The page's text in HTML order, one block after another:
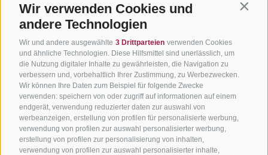
Wir verwenden Cookies und
andere Technologien
Wir und andere ausgewählte 3 Drittparteien verwenden Cookies
und ähnliche Technologien. Diese Hilfsmittel sind unerlässlich, um
die Nutzung digitaler Inhalte zu gewährleisten, die Navigation zu
verbessern und, vorbehaltlich Ihrer Zustimmung, zu Werbezwecken.
Wir können Ihre Daten zum Beispiel für folgende Zwecke
verwenden: speichern von oder zugriff auf informationen auf einem
endgerät, verwendung reduzierter daten zur auswahl von
werbeanzeigen, erstellung von profilen für personalisierte werbung,
verwendung von profilen zur auswahl personalisierter werbung,
erstellung von profilen zur personalisierung von inhalten,
verwendung von profilen zur auswahl personalisierter inhalte,